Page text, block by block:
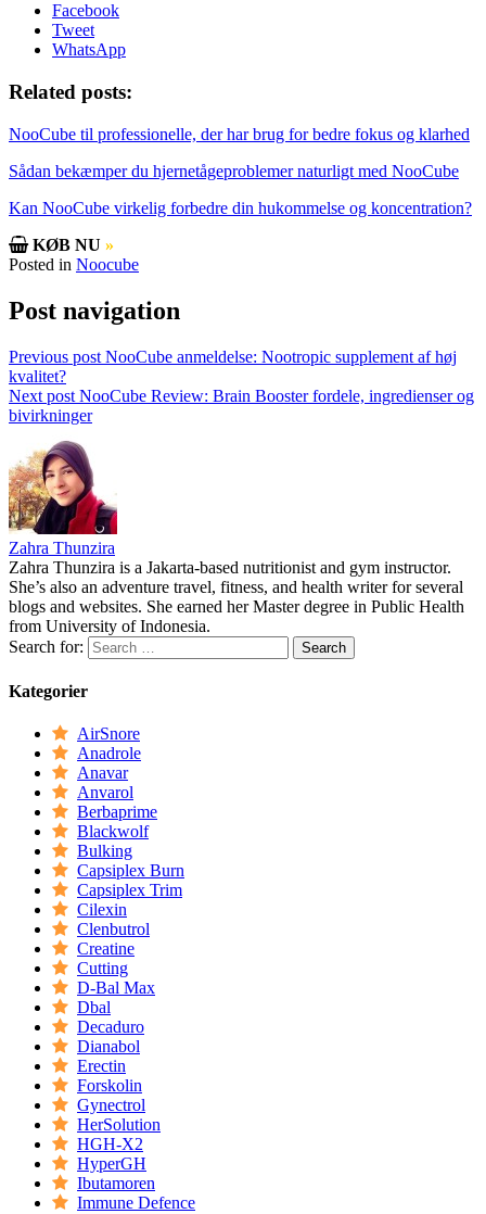
Facebook
Tweet
WhatsApp
Related posts:
NooCube til professionelle, der har brug for bedre fokus og klarhed
Sådan bekæmper du hjernetågeproblemer naturligt med NooCube
Kan NooCube virkelig forbedre din hukommelse og koncentration?
KØB NU »
Posted in Noocube
Post navigation
Previous post NooCube anmeldelse: Nootropic supplement af høj
kvalitet?
Next post NooCube Review: Brain Booster fordele, ingredienser og
bivirkninger
Zahra Thunzira
Zahra Thunzira is a Jakarta-based nutritionist and gym instructor.
She’s also an adventure travel, fitness, and health writer for several
blogs and websites. She earned her Master degree in Public Health
from University of Indonesia.
Search for:
Kategorier
AirSnore
Anadrole
Anavar
Anvarol
Berbaprime
Blackwolf
Bulking
Capsiplex Burn
Capsiplex Trim
Cilexin
Clenbutrol
Creatine
Cutting
D-Bal Max
Dbal
Decaduro
Dianabol
Erectin
Forskolin
Gynectrol
HerSolution
HGH-X2
HyperGH
Ibutamoren
Immune Defence